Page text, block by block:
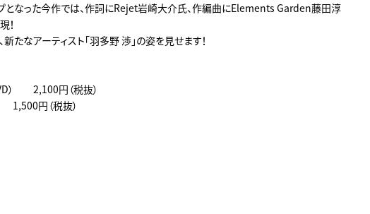
となった今作では、作詞にRejet岩崎大介氏、作編曲にElements Garden藤田淳
！
たなアーティスト「羽多野 渉」の姿を見せます！
） 2,100円（税抜）
円（税抜）